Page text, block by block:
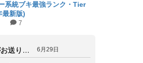
系統ブキ最強ランク・Tier
最新版)
7
ここからは名無しがお送りします 6月29日